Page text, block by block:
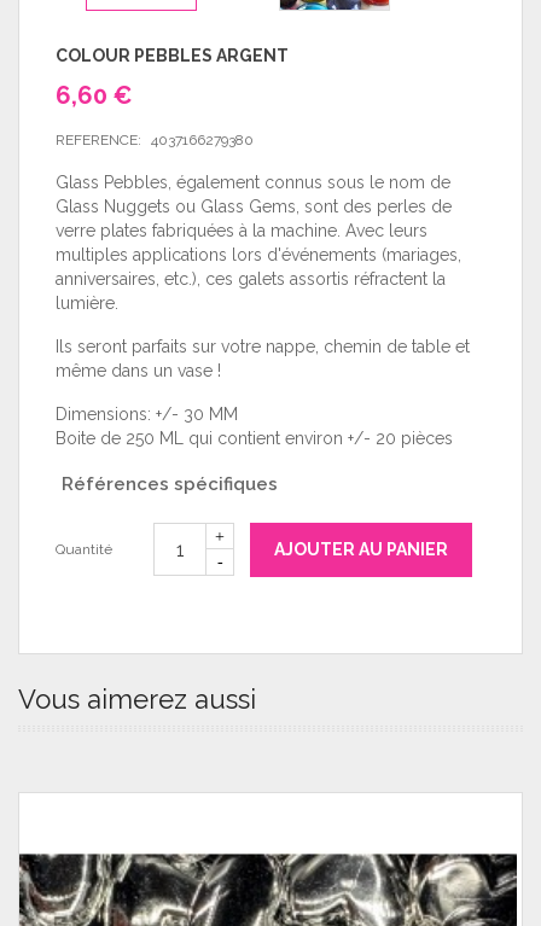
COLOUR PEBBLES ARGENT
6,60 €
REFERENCE: 4037166279380
Glass Pebbles, également connus sous le nom de
Glass Nuggets ou Glass Gems, sont des perles de
verre plates fabriquées à la machine. Avec leurs
multiples applications lors d'événements (mariages,
anniversaires, etc.), ces galets assortis réfractent la
lumière.
Ils seront parfaits sur votre nappe, chemin de table et
même dans un vase !
Dimensions: +/- 30 MM
Boite de 250 ML qui contient environ +/- 20 pièces
Références spécifiques
Quantité AJOUTER AU PANIER
Vous aimerez aussi